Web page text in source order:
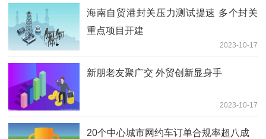
海南自贸港封关压力测试提速 多个封关
重点项目开建
2023-10-17
新朋老友聚广交 外贸创新显身手
2023-10-17
20个中心城市网约车订单合规率超八成